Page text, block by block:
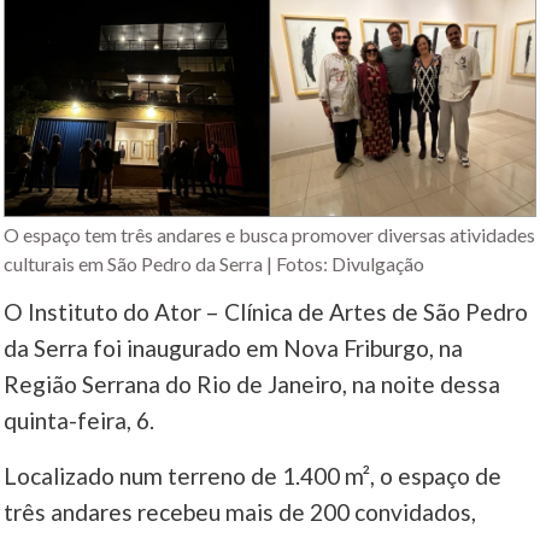
O espaço tem três andares e busca promover diversas atividades
culturais em São Pedro da Serra | Fotos: Divulgação
O Instituto do Ator – Clínica de Artes de São Pedro
da Serra foi inaugurado em Nova Friburgo, na
Região Serrana do Rio de Janeiro, na noite dessa
quinta-feira, 6.
Localizado num terreno de 1.400 m², o espaço de
três andares recebeu mais de 200 convidados,